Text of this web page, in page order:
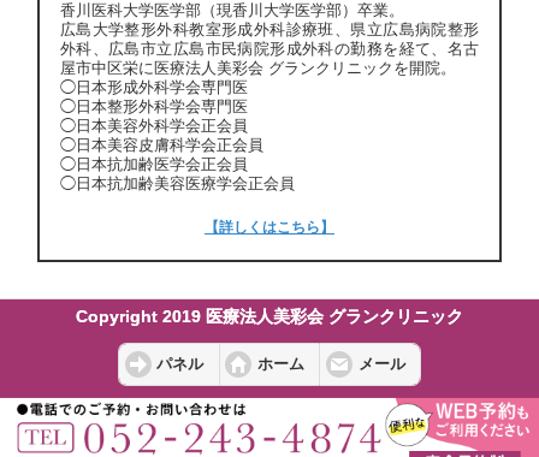
香川医科大学医学部（現香川大学医学部）卒業。
広島大学整形外科教室形成外科診療班、県立広島病院整形
外科、広島市立広島市民病院形成外科の勤務を経て、名古
屋市中区栄に医療法人美彩会 グランクリニックを開院。
◯日本形成外科学会専門医
◯日本整形外科学会専門医
◯日本美容外科学会正会員
◯日本美容皮膚科学会正会員
◯日本抗加齢医学会正会員
◯日本抗加齢美容医療学会正会員
【詳しくはこちら】
Copyright 2019 医療法人美彩会 グランクリニック
パネル ホーム メール